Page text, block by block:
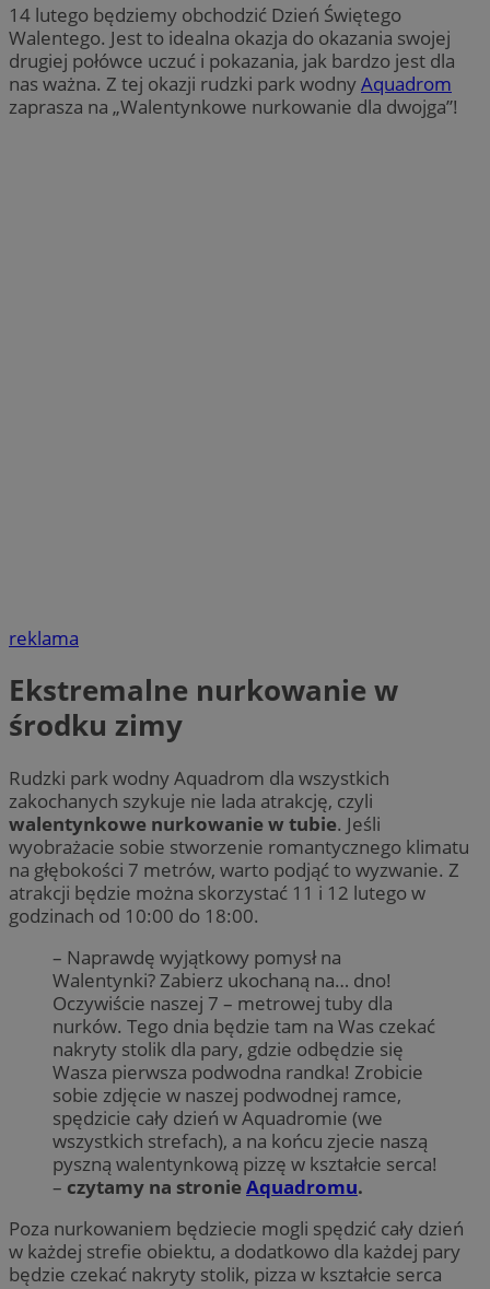
14 lutego będziemy obchodzić Dzień Świętego
Walentego. Jest to idealna okazja do okazania swojej
drugiej połówce uczuć i pokazania, jak bardzo jest dla
nas ważna. Z tej okazji rudzki park wodnyAquadrom
zaprasza na „Walentynkowe nurkowanie dla dwojga”!
reklama
Ekstremalne nurkowanie w
środku zimy
Rudzki park wodny Aquadrom dla wszystkich
zakochanych szykuje nie lada atrakcję, czyli
walentynkowe nurkowanie w tubie. Jeśli
wyobrażacie sobie stworzenie romantycznego klimatu
na głębokości 7 metrów, warto podjąć to wyzwanie. Z
atrakcji będzie można skorzystać 11 i 12 lutego w
godzinach od 10:00 do 18:00.
– Naprawdę wyjątkowy pomysł na
Walentynki? Zabierz ukochaną na… dno!
Oczywiście naszej 7 – metrowej tuby dla
nurków. Tego dnia będzie tam na Was czekać
nakryty stolik dla pary, gdzie odbędzie się
Wasza pierwsza podwodna randka! Zrobicie
sobie zdjęcie w naszej podwodnej ramce,
spędzicie cały dzień w Aquadromie (we
wszystkich strefach), a na końcu zjecie naszą
pyszną walentynkową pizzę w kształcie serca!
– czytamy na stronieAquadromu.
Poza nurkowaniem będziecie mogli spędzić cały dzień
w każdej strefie obiektu, a dodatkowo dla każdej pary
będzie czekać nakryty stolik, pizza w kształcie serca